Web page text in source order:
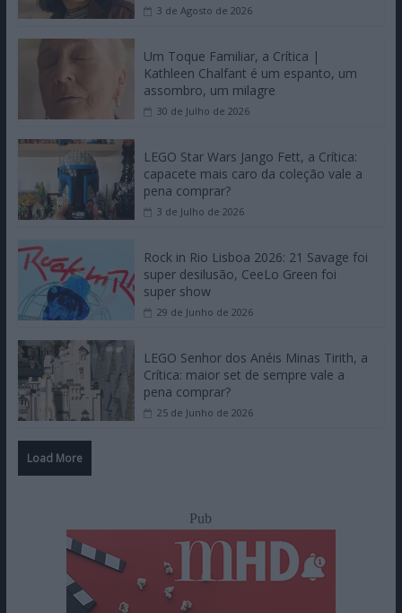
3 de Agosto de 2026
Um Toque Familiar, a Crítica |
Kathleen Chalfant é um espanto, um
assombro, um milagre
30 de Julho de 2026
LEGO Star Wars Jango Fett, a Crítica:
capacete mais caro da coleção vale a
pena comprar?
3 de Julho de 2026
Rock in Rio Lisboa 2026: 21 Savage foi
super desilusão, CeeLo Green foi
super show
29 de Junho de 2026
LEGO Senhor dos Anéis Minas Tirith, a
Crítica: maior set de sempre vale a
pena comprar?
25 de Junho de 2026
Load More
Pub